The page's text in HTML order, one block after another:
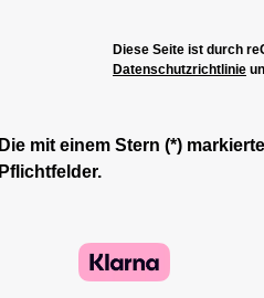
Diese Seite ist durch
Datenschutzrichtlinie
Die mit einem Stern (*)
Pflichtfelder.